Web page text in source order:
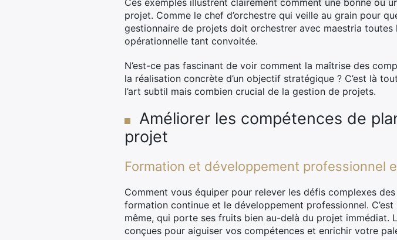
Ces exemples illustrent clairement comment une bonne ou
projet. Comme le chef d’orchestre qui veille au grain pour
gestionnaire de projets doit orchestrer avec maestria
opérationnelle tant convoitée.
N’est-ce pas fascinant de voir comment la maîtrise des
la réalisation concrète d’un objectif stratégique ? C’est là
l’art subtil mais combien crucial de la gestion de projets.
Améliorer les compétences de
projet
Formation et développement professionnel
Comment vous équiper pour relever les défis complexes
formation continue et le développement professionnel.
même, qui porte ses fruits bien au-delà du projet immédiat.
conçues pour aiguiser vos compétences et enrichir votre